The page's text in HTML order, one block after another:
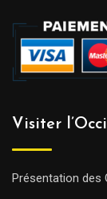
Visiter
Présentation des